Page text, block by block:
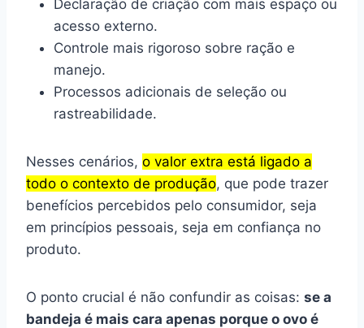
Declaração de criação com mais espaço ou
acesso externo.
Controle mais rigoroso sobre ração e
manejo.
Processos adicionais de seleção ou
rastreabilidade.
Nesses cenários, o valor extra está ligado a
todo o contexto de produção, que pode trazer
benefícios percebidos pelo consumidor, seja
em princípios pessoais, seja em confiança no
produto.
O ponto crucial é não confundir as coisas: se a
bandeja é mais cara apenas porque o ovo é